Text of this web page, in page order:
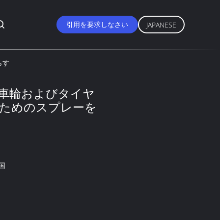
引用を要求しなさい JAPANESE
す
輪およびタイヤ
めのスプレーを